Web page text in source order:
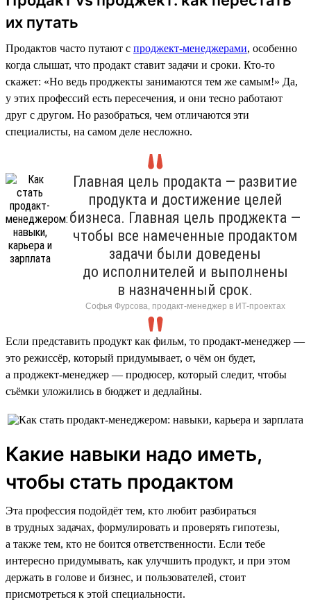
их путать
Продактов часто путают с проджект-менеджерами, особенно
когда слышат, что продакт ставит задачи и сроки. Кто-то
скажет: «Но ведь проджекты занимаются тем же самым!» Да,
у этих профессий есть пересечения, и они тесно работают
друг с другом. Но разобраться, чем отличаются эти
специалисты, на самом деле несложно.
Главная цель продакта — развитие
продукта и достижение целей
бизнеса. Главная цель проджекта —
чтобы все намеченные продактом
задачи были доведены
до исполнителей и выполнены
в назначенный срок.
Софья Фурсова, продакт-менеджер в ИТ-проектах
Если представить продукт как фильм, то продакт-менеджер —
это режиссёр, который придумывает, о чём он будет,
а проджект-менеджер — продюсер, который следит, чтобы
съёмки уложились в бюджет и дедлайны.
Какие навыки надо иметь,
чтобы стать продактом
Эта профессия подойдёт тем, кто любит разбираться
в трудных задачах, формулировать и проверять гипотезы,
а также тем, кто не боится ответственности. Если тебе
интересно придумывать, как улучшить продукт, и при этом
держать в голове и бизнес, и пользователей, стоит
присмотреться к этой специальности.